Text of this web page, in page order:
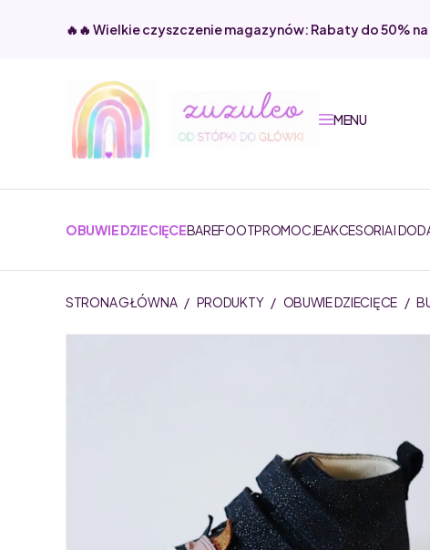
🔥🔥 Wielkie czyszczenie magazynów: Rabaty do 50%
MENU
OBUWIE DZIECIĘCEBAREFOOTPROMOCJEAKCESORIA I
STRONA GŁÓWNA / PRODUKTY / OBUWIE DZIECIĘCE /